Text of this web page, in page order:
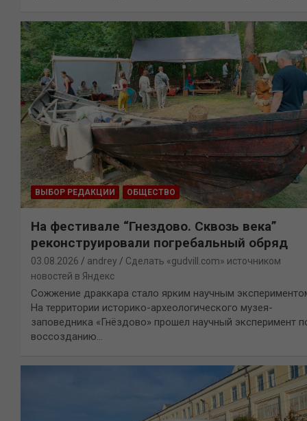
ВЫБОР РЕДАКЦИИ ОБЩЕСТВО
На фестивале “Гнездово. Сквозь века”
реконструировали погребальный обряд
03.08.2026 andrey
Сделать «gudvill.com» источником
новостей в Яндекс
Сожжение драккара стало ярким научным
На территории историко-археологического музея-
заповедника «Гнёздово» прошел научный эксперимент
воссозданию…